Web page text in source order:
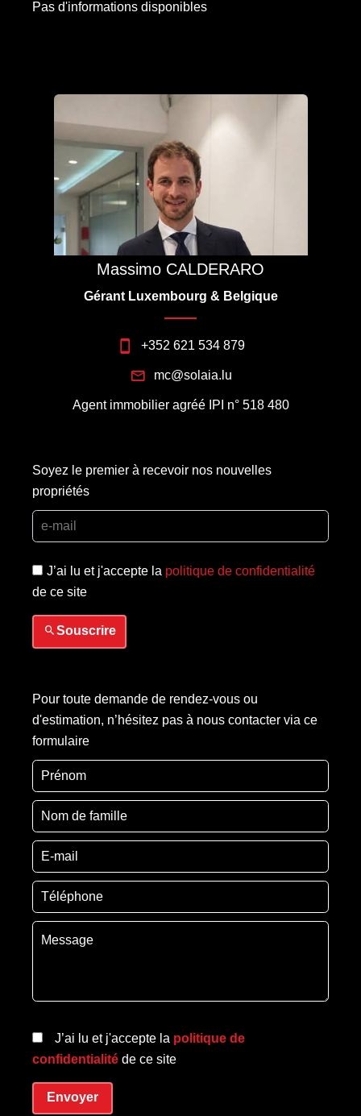
Pas d'informations disponibles
Massimo CALDERARO
Gérant Luxembourg & Belgique
+352 621 534 879
mc@solaia.lu
Agent immobilier agréé IPI n° 518 480
Soyez le premier à recevoir nos nouvelles
propriétés
J’ai lu et j'accepte la politique de confidentialité
de ce site
Souscrire
Pour toute demande de rendez-vous ou
d'estimation, n’hésitez pas à nous contacter via ce
formulaire
J’ai lu et j'accepte la politique de
confidentialité de ce site
Envoyer